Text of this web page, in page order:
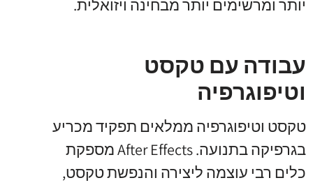
יותר ומרשימים יותר מבחינה ויזואלית.
עבודה עם טקסט
וטיפוגרפיה
טקסט וטיפוגרפיה ממלאים תפקיד מכריע
בגרפיקה בתנועה. After Effects מספקת
כלים רבי עוצמה ליצירה והנפשת טקסט,